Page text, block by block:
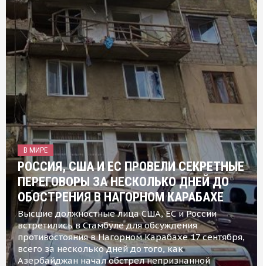
В МИРЕ
РОССИЯ, США И ЕС ПРОВЕЛИ СЕКРЕТНЫЕ
ПЕРЕГОВОРЫ ЗА НЕСКОЛЬКО ДНЕЙ ДО
ОБОСТРЕНИЯ В НАГОРНОМ КАРАБАХЕ
Высшие должностные лица США, ЕС и России
встретились в Стамбуле для обсуждения
противостояния в Нагорном Карабахе 17 сентября,
всего за несколько дней до того, как
Азербайджан начал обстрел непризнанной